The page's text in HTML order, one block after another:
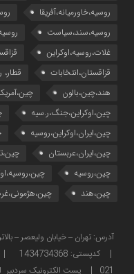
روسیه،خاورمیانه،آفریقا
روسیه،سند،سیاست
غلات،روسیه،اوکراین
قزاقستان،انتخابات
قطار،
هند،چین،بالون
چین،آمریکا
چین،اوکراین،جنگ،ر.سیه
چین،ایران،اوکراین،روسیه
چین،ایران،عربستان
چین،روسیه
چین،هند
021 | پست الکترونیک سردبیر ایراس : sardabir@iras.ir |